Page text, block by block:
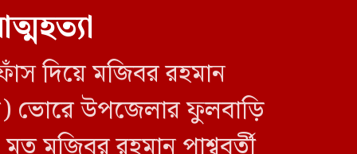
দিয়ে মজিবর রহমান
ভোরে উপজেলার ফুলবাড়ি